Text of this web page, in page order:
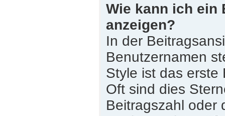
Wie kann ich ein
anzeigen?
In der
Benutzernamen
Style ist das erste
Oft sind dies
Beitragszahl oder